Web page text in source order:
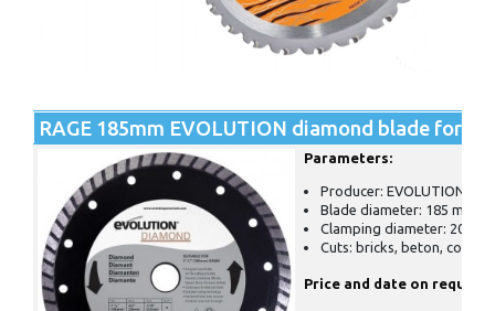
RAGE 185mm EVOLUTION diamond blade for
Parameters:
Producer: EVOLUTION
Blade diameter: 185 mm
Clamping diameter: 20 mm
Cuts: bricks, beton,
Price and date on request.